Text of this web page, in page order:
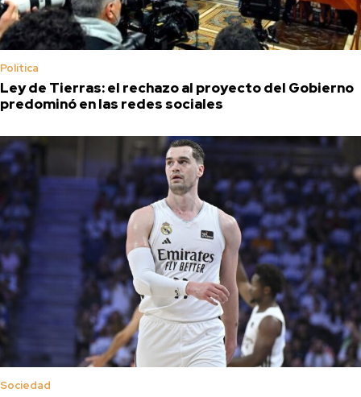
Política
Ley de Tierras: el rechazo al proyecto del Gobierno
predominó en las redes sociales
Sociedad